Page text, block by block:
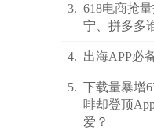
3. 618电商抢
宁、拼多多
4. 出海APP必
5. 下载量暴增
啡却登顶
爱？